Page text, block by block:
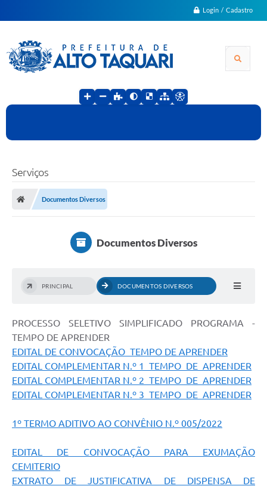
Login / Cadastro
Serviços
Documentos Diversos
Documentos Diversos
PRINCIPAL DOCUMENTOS DIVERSOS
PROCESSO SELETIVO SIMPLIFICADO PROGRAMA -
TEMPO DE APRENDER
EDITAL DE CONVOCAÇÃO TEMPO DE APRENDER
EDITAL COMPLEMENTAR N.º 1 TEMPO DE APRENDER
EDITAL COMPLEMENTAR N.º 2 TEMPO DE APRENDER
EDITAL COMPLEMENTAR N.º 3 TEMPO DE APRENDER
1º TERMO ADITIVO AO CONVÊNIO N.º 005/2022
EDITAL DE CONVOCAÇÃO PARA EXUMAÇÃO
CEMITERIO
EXTRATO DE JUSTIFICATIVA DE DISPENSA DE